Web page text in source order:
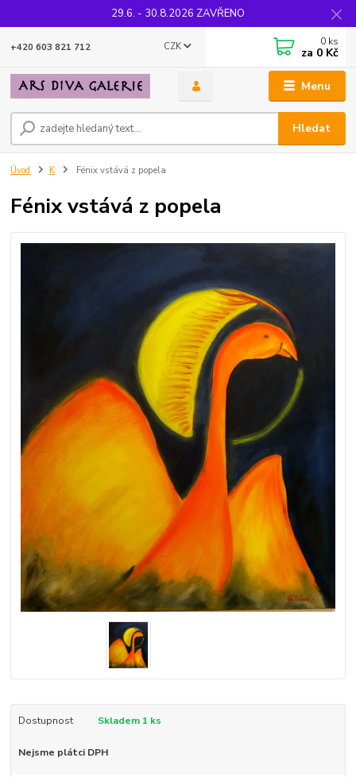
29.6. - 30.8.2026 ZAVŘENO
Menu
CZK
Hledat
+420 603 821 712 0 ks
za 0 Kč
Úvod K Fénix vstává z popela
Fénix vstává z popela
Dostupnost Skladem 1 ks
Nejsme plátci DPH